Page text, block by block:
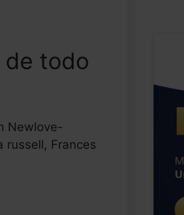
de todo
Newlove-
russell, Frances